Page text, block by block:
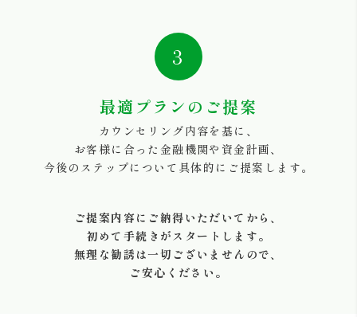
3
最適プランのご提案
カウンセリング内容を基に、
お客様に合った金融機関や資金計画、
今後のステップについて具体的にご提案します。
ご提案内容にご納得いただいてから、
初めて手続きがスタートします。
無理な勧誘は一切ございませんので、
ご安心ください。